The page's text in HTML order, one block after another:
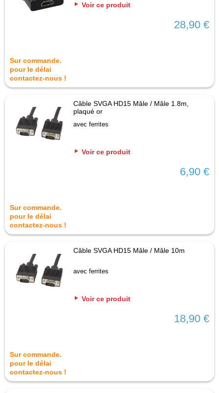
Voir ce produit
28,90 €
Sur commande.
pour le délai
contactez-nous !
Câble SVGA HD15 Mâle / Mâle 1.8m,
plaqué or
avec ferrites
Voir ce produit
6,90 €
Sur commande.
pour le délai
contactez-nous !
Câble SVGA HD15 Mâle / Mâle 10m
avec ferrites
Voir ce produit
18,90 €
Sur commande.
pour le délai
contactez-nous !